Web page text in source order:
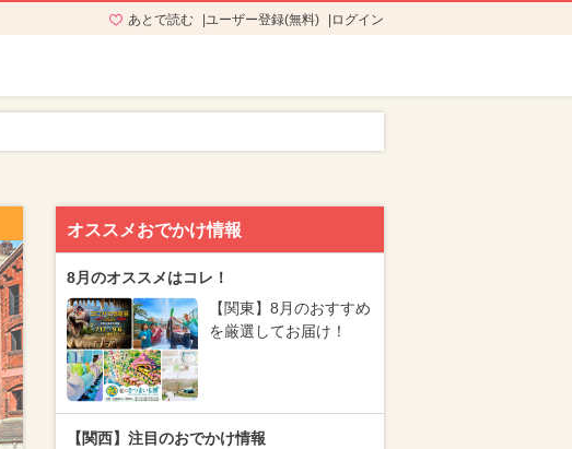
あとで読む ユーザー登録(無料) ログイン
オススメおでかけ情報
8月のオススメはコレ！
【関東】8月のおすすめ
を厳選してお届け！
【関西】注目のおでかけ情報